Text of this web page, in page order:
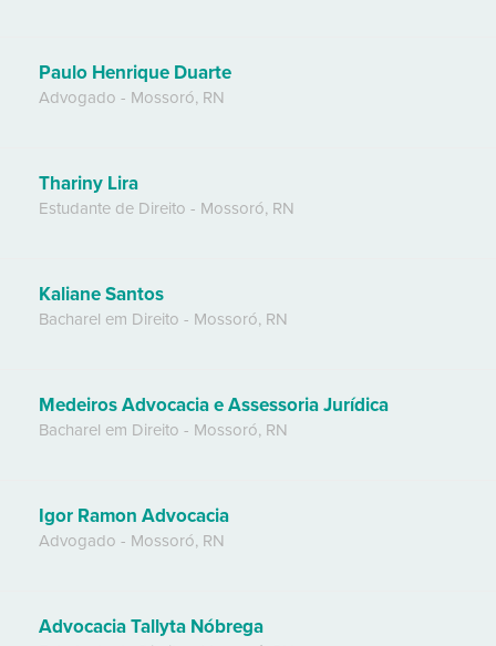
Paulo Henrique Duarte
Advogado - Mossoró, RN
Thariny Lira
Estudante de Direito - Mossoró, RN
Kaliane Santos
Bacharel em Direito - Mossoró, RN
Medeiros Advocacia e Assessoria Jurídica
Bacharel em Direito - Mossoró, RN
Igor Ramon Advocacia
Advogado - Mossoró, RN
Advocacia Tallyta Nóbrega